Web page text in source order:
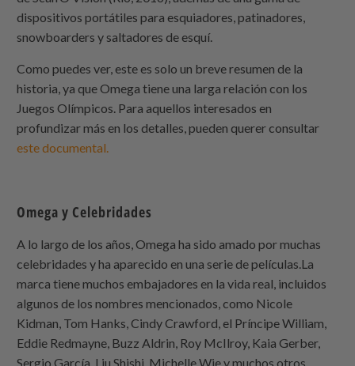
dispositivos portátiles para esquiadores, patinadores,
snowboarders y saltadores de esquí.
Como puedes ver, este es solo un breve resumen de la
historia, ya que Omega tiene una larga relación con los
Juegos Olímpicos. Para aquellos interesados en
profundizar más en los detalles, pueden querer consultar
este documental.
Omega y Celebridades
A lo largo de los años, Omega ha sido amado por muchas
celebridades y ha aparecido en una serie de películas.La
marca tiene muchos embajadores en la vida real, incluidos
algunos de los nombres mencionados, como Nicole
Kidman, Tom Hanks, Cindy Crawford, el Príncipe William,
Eddie Redmayne, Buzz Aldrin, Roy McIlroy, Kaia Gerber,
Sergio García, Liu Shishi, Michelle Wie y muchos otros.